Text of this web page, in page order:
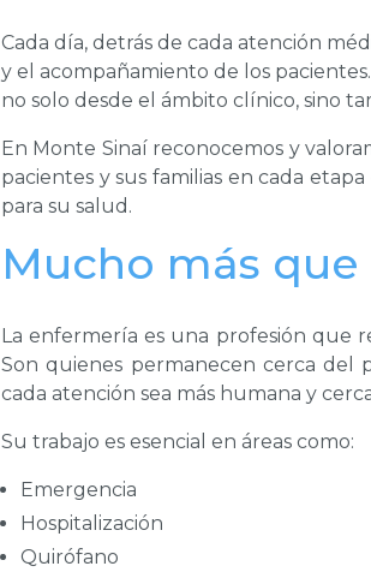
Cada día, detrás de cada atención
y el acompañamiento de los
no solo desde el ámbito clínico, sino
En Monte Sinaí reconocemos y
pacientes y sus familias en cada
para su salud.
Mucho más
La enfermería es una profesión que
Son quienes permanecen cerca del
cada atención sea más humana y
Su trabajo es esencial en áreas como:
Emergencia
Hospitalización
Quirófano